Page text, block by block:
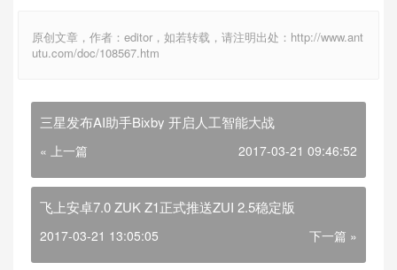
原创文章，作者：editor，如若转载，请注明出处：http://www.ant
utu.com/doc/108567.htm
三星发布AI助手Bixby 开启人工智能大战
« 上一篇 2017-03-21 09:46:52
飞上安卓7.0 ZUK Z1正式推送ZUI 2.5稳定版
2017-03-21 13:05:05 下一篇 »